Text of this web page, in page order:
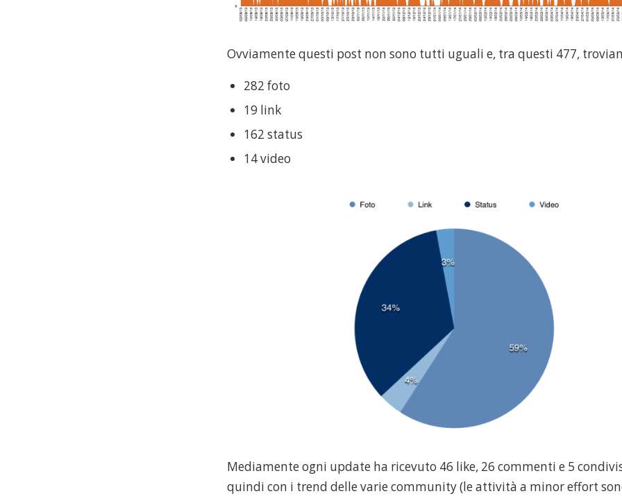
Ovviamente questi post non sono tutti uguali e, tra questi 477,
282 foto
19 link
162 status
14 video
Mediamente ogni update ha ricevuto 46 like, 26 commenti e 5
quindi con i trend delle varie community (le attività a minor effort